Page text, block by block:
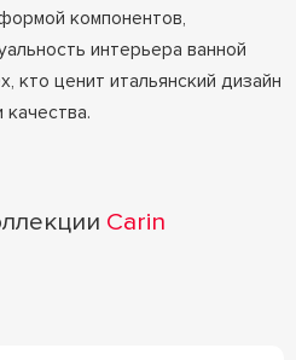
компонентов,
интерьера ванной
кто ценит итальянский дизайн
Carin